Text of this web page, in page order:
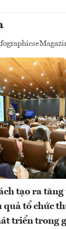
tạo ra
quả tổ chức
triển trong